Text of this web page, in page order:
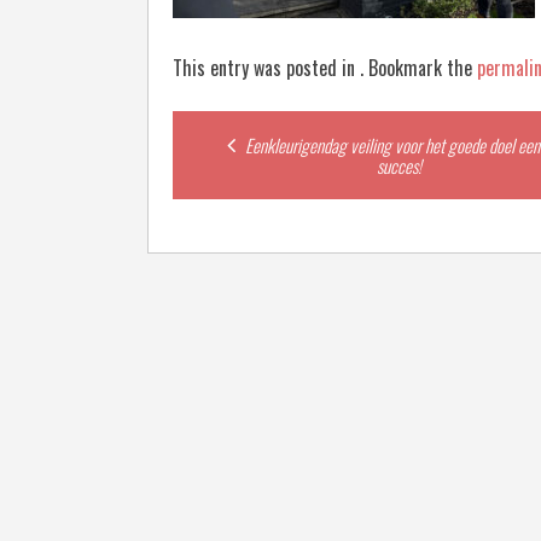
This entry was posted in . Bookmark the
Post
navigation
Eenkleurigendag veiling voor het goede doel
succes!